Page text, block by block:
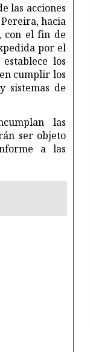
las acciones
hacia
con el fin de
por el
los
cumplir los
sistemas de
las
ser objeto
a las